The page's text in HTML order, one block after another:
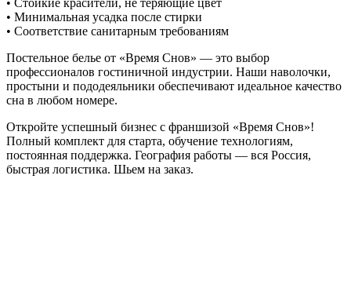
• Стойкие красители, не теряющие цвет
• Минимальная усадка после стирки
• Соответствие санитарным требованиям
Постельное белье от «Время Снов» — это выбор
профессионалов гостиничной индустрии. Наши наволочки,
простыни и пододеяльники обеспечивают идеальное качество
сна в любом номере.
Откройте успешный бизнес с франшизой «Время Снов»!
Полный комплект для старта, обучение технологиям,
постоянная поддержка. География работы — вся Россия,
быстрая логистика. Шьем на заказ.